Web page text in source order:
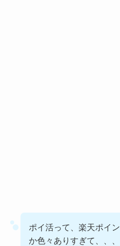
ポイ活って、楽天ポイ
か色々ありすぎて、、、